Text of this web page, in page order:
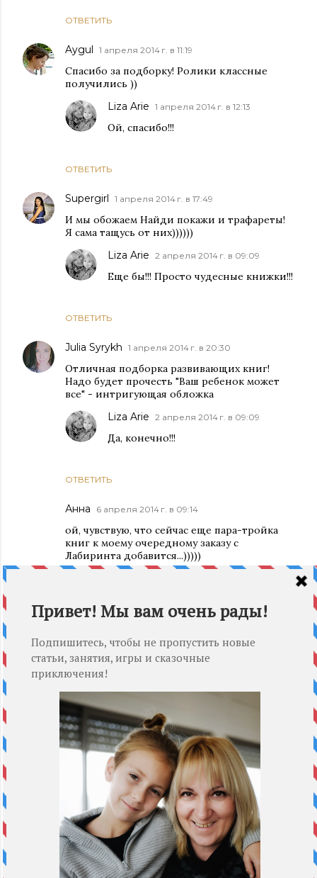
ОТВЕТИТЬ
Aygul 1 апреля 2014 г. в 11:19
Спасибо за подборку! Ролики классные
получились ))
ОТВЕТИТЬ
Liza Arie 1 апреля 2014 г. в 12:13
Ой, спасибо!!!
Supergirl 1 апреля 2014 г. в 17:49
И мы обожаем Найди покажи и трафареты!
Я сама тащусь от них))))))
ОТВЕТИТЬ
Liza Arie 2 апреля 2014 г. в 09:09
Еще бы!!! Просто чудесные книжки!!!
Julia Syrykh 1 апреля 2014 г. в 20:30
Отличная подборка развивающих книг!
Надо будет прочесть "Ваш ребенок может
все" - интригующая обложка
ОТВЕТИТЬ
Liza Arie 2 апреля 2014 г. в 09:09
Да, конечно!!!
Анна 6 апреля 2014 г. в 09:14
ой, чувствую, что сейчас еще пара-тройка
книг к моему очередному заказу с
Лабиринта добавится...)))))
ОТВЕТИТЬ
коварные :)))